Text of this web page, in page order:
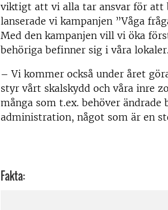
viktigt att vi alla tar ansvar för att
lanserade vi kampanjen ”Våga
Med den kampanjen vill vi öka
behöriga befinner sig i våra lokaler.
– Vi kommer också under året
styr vårt skalskydd och våra inre
många som t.ex. behöver
administration, något som är en
Fakta: